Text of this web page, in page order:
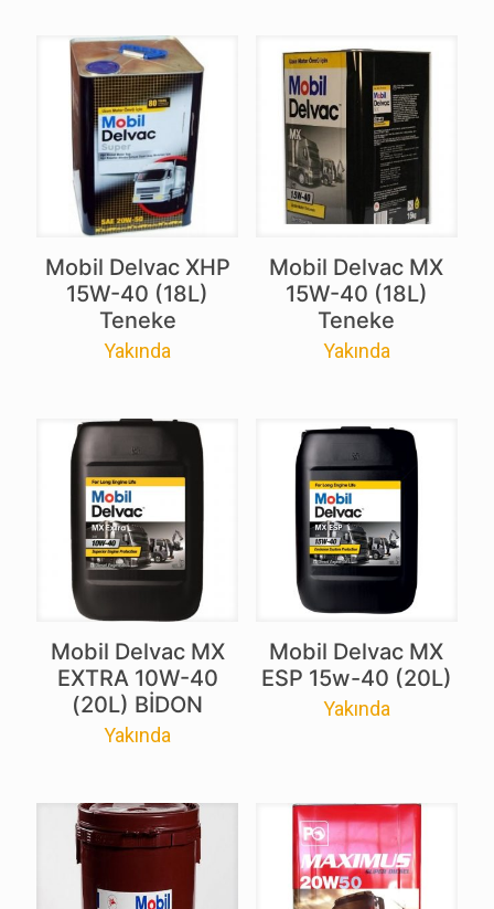
Mobil Delvac XHP
15W-40 (18L)
Teneke
Yakında
Mobil Delvac MX
15W-40 (18L)
Teneke
Yakında
Mobil Delvac MX
EXTRA 10W-40
(20L) BİDON
Yakında
Mobil Delvac MX
ESP 15w-40 (20L)
Yakında